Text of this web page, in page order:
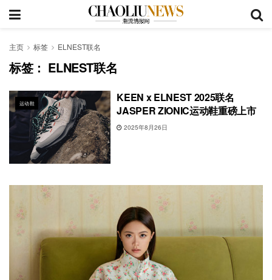
主页 标签 ELNEST联名
标签： ELNEST联名
运动鞋
KEEN x ELNEST 2025联名
JASPER ZIONIC运动鞋重磅上市
2025年8月26日